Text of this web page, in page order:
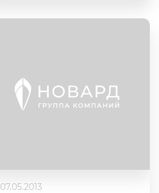
07.05.2013